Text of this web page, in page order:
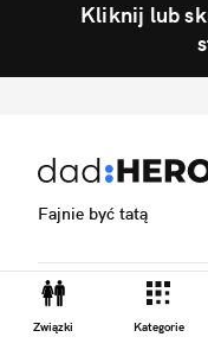
Związki Kategorie
Kliknij lub
Fajnie być tatą
Biuro reklamy